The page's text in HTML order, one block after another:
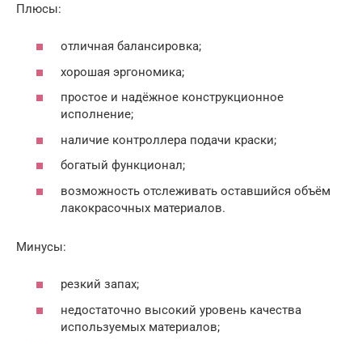
Плюсы:
отличная балансировка;
хорошая эргономика;
простое и надёжное конструкционное
исполнение;
наличие контроллера подачи краски;
богатый функционал;
возможность отслеживать оставшийся объём
лакокрасочных материалов.
Минусы:
резкий запах;
недостаточно высокий уровень качества
используемых материалов;